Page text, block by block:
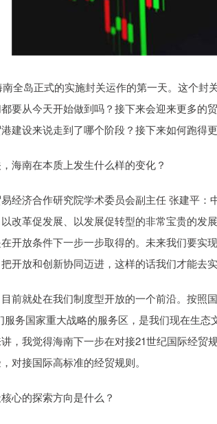
全岛正式的实施封关运作的第一天。这个封
要从今天开始做到吗？接下来会迎来更多的
建设来说走到了哪个阶段？接下来如何跑得
海南在本质上发生什么样的变化？
经济合作研究院学术委员会副主任 张建平
改革促发展、以发展促转型的非常宝贵的发
开放条件下一步一步取得的。未来我们要实
开放和创新协同迈进，这样的话我们才能去
前就处在我们制度型开放的一个前沿。按照
服务国家重大战略的服务区，是我们现在生
，我觉得海南下一步在对接21世纪国际经
对接国际高标准的经贸规则。
心的探索方向是什么？